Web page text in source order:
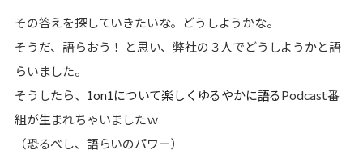
その答えを探していきたいな。どうしようかな。
そうだ、語らおう！ と思い、弊社の３人でどうしようかと語
らいました。
そうしたら、 1on1について楽しくゆるやかに語るPodcast番
組が生まれちゃいましたｗ
（恐るべし、語らいのパワー）